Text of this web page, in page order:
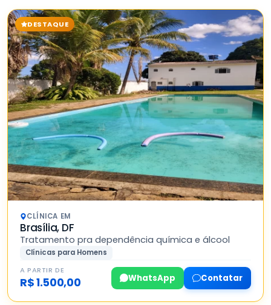
DESTAQUE
CLÍNICA EM
Brasília, DF
Tratamento pra dependência química e álcool
Clínicas para Homens
A PARTIR DE
R$ 1.500,00 WhatsApp Contatar